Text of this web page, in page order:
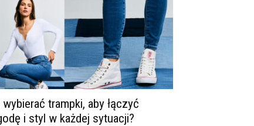
trampki, aby łączyć
i styl w każdej sytuacji?